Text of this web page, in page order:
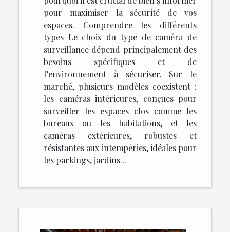
pour maximiser la sécurité de vos
espaces. Comprendre les différents
types Le choix du type de caméra de
surveillance dépend principalement des
besoins spécifiques et de
l’environnement à sécuriser. Sur le
marché, plusieurs modèles coexistent :
les caméras intérieures, conçues pour
surveiller les espaces clos comme les
bureaux ou les habitations, et les
caméras extérieures, robustes et
résistantes aux intempéries, idéales pour
les parkings, jardins...